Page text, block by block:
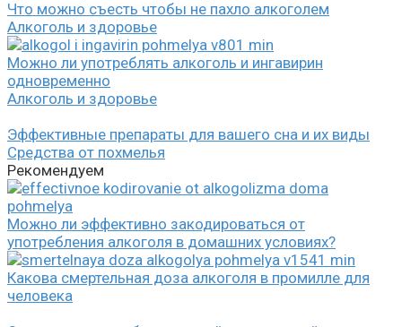
Что можно съесть чтобы не пахло алкоголем
Алкоголь и здоровье
Можно ли употреблять алкоголь и ингавирин
одновременно
Алкоголь и здоровье
Эффективные препараты для вашего сна и их виды
Средства от похмелья
Рекомендуем
Можно ли эффективно закодироваться от
употребления алкоголя в домашних условиях?
Какова смертельная доза алкоголя в промилле для
человека